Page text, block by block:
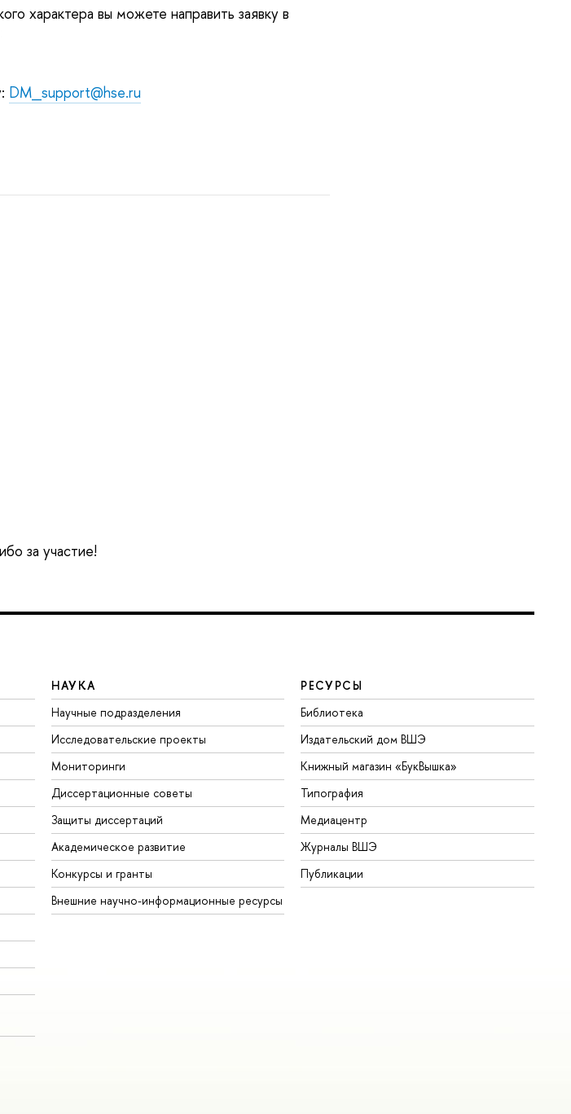
характера вы можете направить заявку в
DM_support@hse.ru
за участие!
НАУКА
Научные подразделения
Исследовательские проекты
Мониторинги
Диссертационные советы
Защиты диссертаций
Академическое развитие
Конкурсы и гранты
Внешние научно-информационные ресурсы
РЕСУРСЫ
Библиотека
Издательский дом ВШЭ
Книжный магазин «БукВышка»
Типография
Медиацентр
Журналы ВШЭ
Публикации